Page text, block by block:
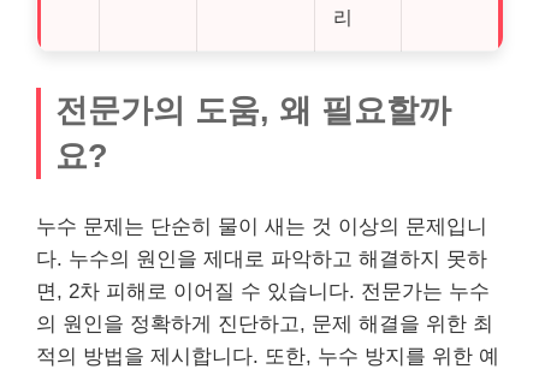
리
전문가의 도움, 왜 필요할까
요?
누수 문제는 단순히 물이 새는 것 이상의 문제입니
다. 누수의 원인을 제대로 파악하고 해결하지 못하
면, 2차 피해로 이어질 수 있습니다. 전문가는 누수
의 원인을 정확하게 진단하고, 문제 해결을 위한 최
적의 방법을 제시합니다. 또한, 누수 방지를 위한 예